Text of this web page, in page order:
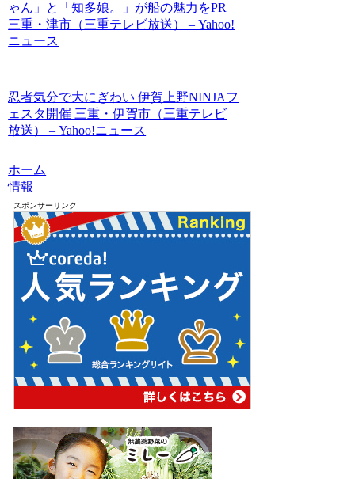
ゃん」と「知多娘。」が船の魅力をPR
三重・津市（三重テレビ放送） – Yahoo!
ニュース
忍者気分で大にぎわい 伊賀上野NINJAフ
ェスタ開催 三重・伊賀市（三重テレビ
放送） – Yahoo!ニュース
ホーム
情報
スポンサーリンク